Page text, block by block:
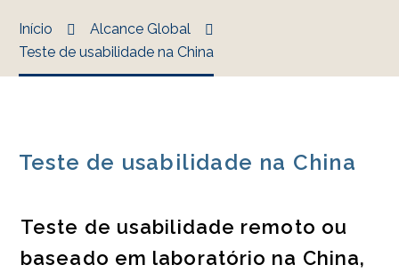
Início
Alcance Global
Teste de usabilidade na China
Teste de usabilidade na China
Teste de usabilidade remoto ou
baseado em laboratório na China,